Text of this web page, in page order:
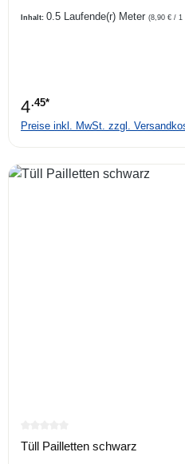
Inhalt: 0.5 Laufende(r) Meter (8,90 € / 1
4.45*
Preise inkl. MwSt. zzgl.
Durchschnittliche Bewertung
Tüll Pailletten schwarz